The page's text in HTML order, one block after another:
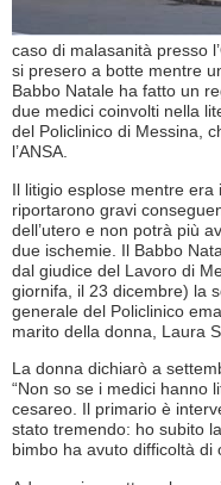
caso di malasanità presso
si presero a botte mentre
Babbo Natale ha fatto un
due medici coinvolti nella
del Policlinico di Messina,
l’ANSA.
Il litigio esplose mentre
riportarono gravi
dell’utero e non potrà più
due ischemie. Il Babbo
dal giudice del Lavoro di
giornifa, il 23 dicembre) la
generale del Policlinico
marito della donna, Laura
La donna dichiarò a
“Non so se i medici hanno
cesareo. Il primario è
stato tremendo: ho subito
bimbo ha avuto difficoltà di